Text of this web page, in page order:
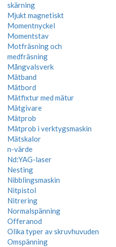
skärning
Mjukt magnetiskt
Momentnyckel
Momentstav
Motfräsning och
medfräsning
Mångvalsverk
Mätband
Mätbord
Mätfixtur med mätur
Mätgivare
Mätprob
Mätprob i verktygsmaskin
Mätskalor
n-värde
Nd:YAG-laser
Nesting
Nibblingsmaskin
Nitpistol
Nitrering
Normalspänning
Offeranod
Olika typer av skruvhuvuden
Omspänning